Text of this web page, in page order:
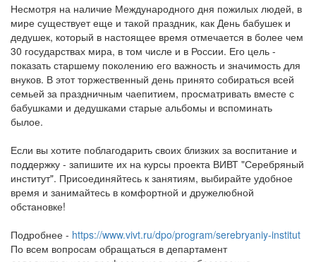
Несмотря на наличие Международного дня пожилых людей, в
мире существует еще и такой праздник, как День бабушек и
дедушек, который в настоящее время отмечается в более чем
30 государствах мира, в том числе и в России. Его цель -
показать старшему поколению его важность и значимость для
внуков. В этот торжественный день принято собираться всей
семьей за праздничным чаепитием, просматривать вместе с
бабушками и дедушками старые альбомы и вспоминать
былое.
Если вы хотите поблагодарить своих близких за воспитание и
поддержку - запишите их на курсы проекта ВИВТ "Серебряный
институт". Присоединяйтесь к занятиям, выбирайте удобное
время и занимайтесь в комфортной и дружелюбной
обстановке!
Подробнее - https://www.vivt.ru/dpo/program/serebryaniy-institut
По всем вопросам обращаться в департамент